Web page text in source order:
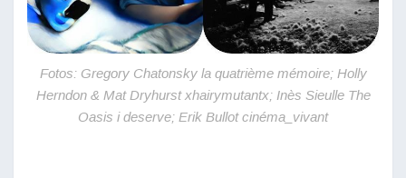
Fotos: Gregory Chatonsky la quatrième mémoire; Holly
Herndon & Mat Dryhurst xhairymutantx; Inès Sieulle The
Oasis i deserve; Erik Bullot cinéma_vivant